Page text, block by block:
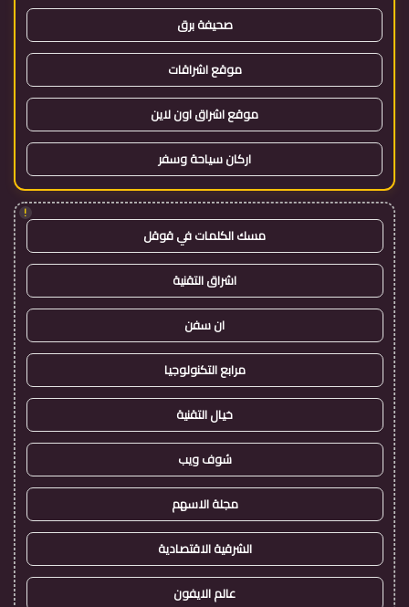
صحيفة برق
موقع اشراقات
موقع اشراق اون لاين
اركان سياحة وسفر
!
مسك الكلمات في قوقل
اشراق التقنية
ان سفن
مرابع التكنولوجيا
خيال التقنية
شوف ويب
مجلة الاسهم
الشرقية الاقتصادية
عالم الايفون